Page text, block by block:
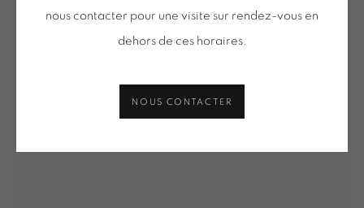
nous contacter pour une visite sur rendez-vous en
dehors de ces horaires.
NOUS CONTACTER